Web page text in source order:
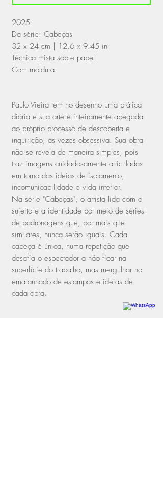
2025
Da série: Cabeças
32 x 24 cm | 12.6 x 9.45 in
Técnica mista sobre papel
Com moldura
Paulo Vieira tem no desenho uma prática
diária e sua arte é inteiramente apegada
ao próprio processo de descoberta e
inquirição, às vezes obsessiva. Sua obra
não se revela de maneira simples, pois
traz imagens cuidadosamente articuladas
em torno das ideias de isolamento,
incomunicabilidade e vida interior.
Na série "Cabeças", o artista lida com o
sujeito e a identidade por meio de séries
de padronagens que, por mais que
similares, nunca serão iguais. Cada
cabeça é única, numa repetição que
desafia o espectador a não ficar na
superfície do trabalho, mas mergulhar no
emaranhado de estampas e ideias de
cada obra.